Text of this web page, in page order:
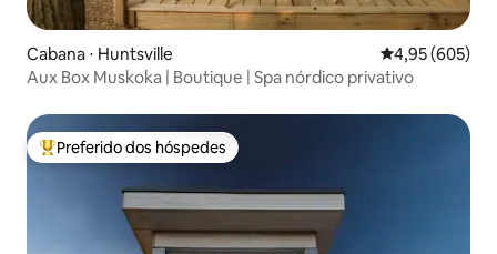
Cabana ⋅ Huntsville 4,95 de uma
4,95 (605)
Aux Box Muskoka | Boutique | Spa nórdico privativo
Entre os melhores preferidos dos hóspedes
Preferido dos hóspedes